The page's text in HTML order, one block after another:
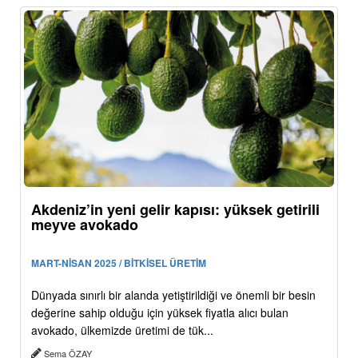
Akdeniz’in yeni gelir kapısı: yüksek getirili
meyve avokado
MART-NİSAN 2025 / BİTKİSEL ÜRETİM
Dünyada sınırlı bir alanda yetiştirildiği ve önemli bir besin
değerine sahip olduğu için yüksek fiyatla alıcı bulan
avokado, ülkemizde üretimi de tük...
Sema ÖZAY